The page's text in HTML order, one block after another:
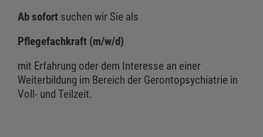
Ab sofort suchen wir Sie als
Pflegefachkraft (m/w/d)
mit Erfahrung oder dem Interesse an einer
Weiterbildung im Bereich der Gerontopsychiatrie in
Voll- und Teilzeit.